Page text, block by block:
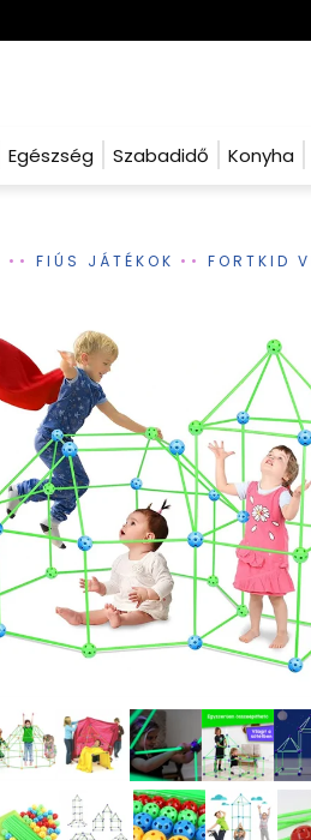
Egészség Szabadidő Konyha
FIÚS JÁTÉKOK FORTKID